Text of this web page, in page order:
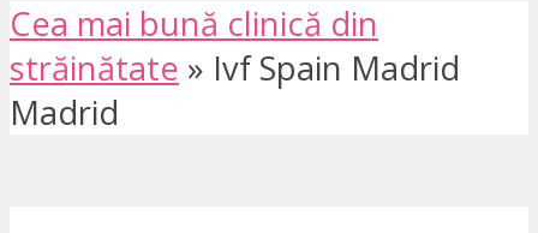
Cea mai bună clinică din
străinătate » Ivf Spain Madrid
Madrid